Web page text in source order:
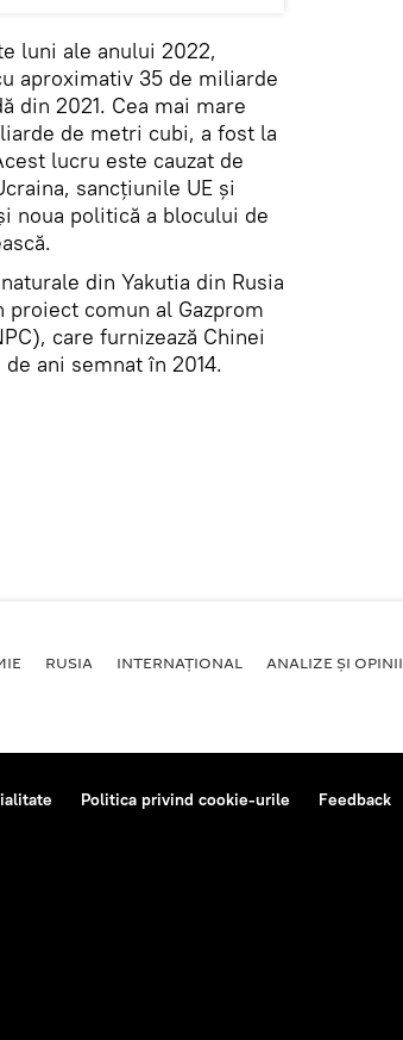
luni ale anului 2022,
aproximativ 35 de miliarde
din 2021. Cea mai mare
de metri cubi, a fost la
lucru este cauzat de
sancțiunile UE și
noua politică a blocului de
din Yakutia din Rusia
comun al Gazprom
care furnizează Chinei
ani semnat în 2014.
RUSIA INTERNAŢIONAL ANALIZE ȘI OPINII
Politica privind cookie-urile Feedback